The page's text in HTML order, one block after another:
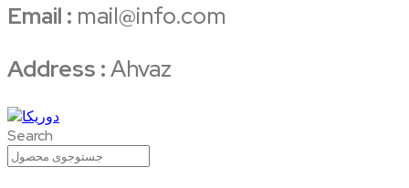
Email : mail@info.com
Address :Ahvaz
Search